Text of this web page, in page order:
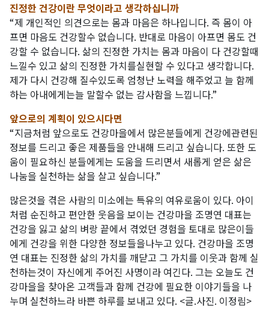
진정한 건강이란 무엇이라고 생각하십니까
“제 개인적인 의견으로는 몸과 마음은 하나입니다. 즉 몸이 아
프면 마음도 건강할수 없습니다. 반대로 마음이 아프면 몸도 건
강할 수 없습니다. 삶의 진정한 가치는 몸과 마음이 다 건강할때
느낄수 있고 삶의 진정한 가치를실현할 수 있다고 생각합니다.
제가 다시 건강해 질수있도록 엄청난 노력을 해주었고 늘 함께
하는 아내에게는늘 말할수 없는 감사함을 느낍니다.”
앞으로의 계획이 있으시다면
“지금처럼 앞으로도 건강마을에서 많은분들에게 건강에관련된
정보를 드리고 좋은 제품들을 안내해 드리고 싶습니다. 또한 도
움이 필요하신 분들에게는 도움을 드리면서 새롭게 얻은 삶은
나눔을 실천하는 삶을 살고 싶습니다.”
많은것을 겪은 사람의 미소에는 특유의 여유로움이 있다. 아이
처럼 순진하고 편안한 웃음을 보이는 건강마을 조명연 대표는
건강을 잃고 삶의 벼랑 끝에서 겪었던 경험을 토대로 많은이들
에게 건강을 위한 다양한 정보들을나누고 있다. 건강마을 조명
연 대표는 진정한 삶의 가치를 깨닫고 그 가치를 이웃과 함께 실
천하는것이 자신에게 주어진 사명이라 여긴다. 그는 오늘도 건
강마을을 찾아온 고객들과 함께 건강에 필요한 이야기들을 나
누며 실천하느라 바쁜 하루를 보내고 있다. <글.사진. 이정림>